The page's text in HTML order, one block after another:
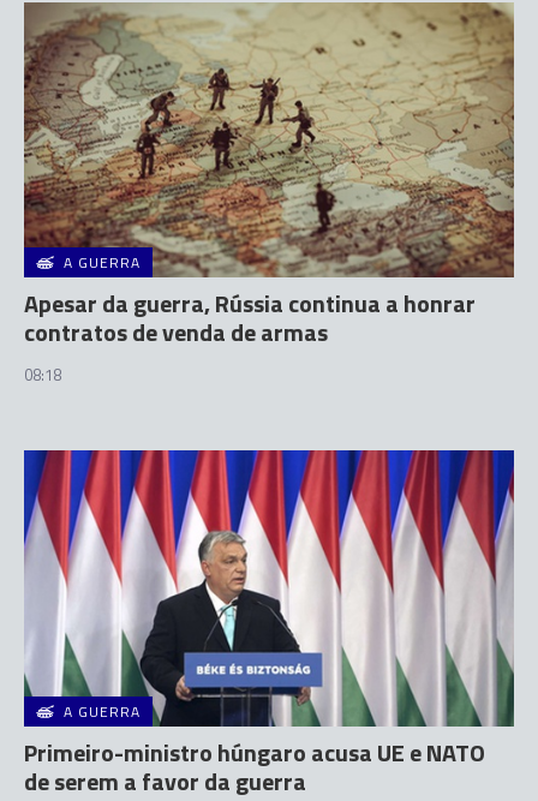
A GUERRA
Apesar da guerra, Rússia continua a honrar
contratos de venda de armas
08:18
A GUERRA
Primeiro-ministro húngaro acusa UE e NATO
de serem a favor da guerra